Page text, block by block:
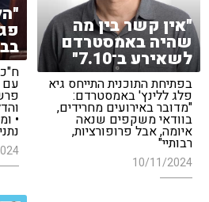
עם
•
"אין קשר בין מה
שהיה באמסטרדם
לשאירע ב־7.10"
בפתיחת התוכנית התייחס גיא
פלג ללינץ' באמסטרדם:
"מדובר באירועים מחרידים,
בוודאי משקפים שנאה
איומה, אבל פרופורציות,
רבותיי"
10/11/2024